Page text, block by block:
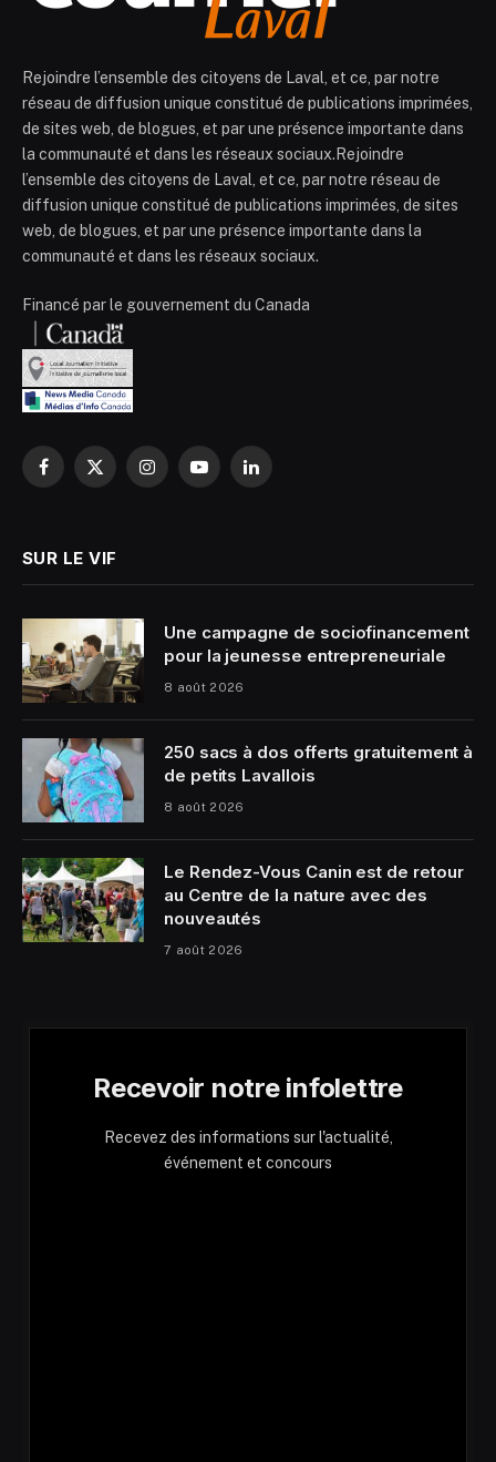
Rejoindre l’ensemble des citoyens de Laval, et ce, par notre
réseau de diffusion unique constitué de publications imprimées,
de sites web, de blogues, et par une présence importante dans
la communauté et dans les réseaux sociaux.Rejoindre
l’ensemble des citoyens de Laval, et ce, par notre réseau de
diffusion unique constitué de publications imprimées, de sites
web, de blogues, et par une présence importante dans la
communauté et dans les réseaux sociaux.
Financé par le gouvernement du Canada
Facebook
X
InstagramYouTubeLinkedIn
SUR LE VIF
Une campagne de sociofinancement
pour la jeunesse entrepreneuriale
8 août 2026
250 sacs à dos offerts gratuitement à
de petits Lavallois
8 août 2026
Le Rendez-Vous Canin est de retour
au Centre de la nature avec des
nouveautés
7 août 2026
Recevoir notre infolettre
Recevez des informations sur l'actualité,
événement et concours